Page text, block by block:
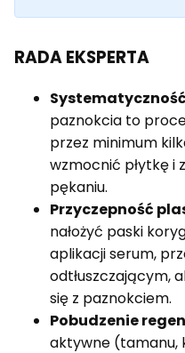
RADA EKSPERTA
paznokcia to
przez minimum
wzmocnić płytkę i
pękaniu.
Przyczepność
nałożyć paski
aplikacji serum,
odtłuszczającym,
się z paznokciem.
Pobudzenie
aktywne (tamanu,